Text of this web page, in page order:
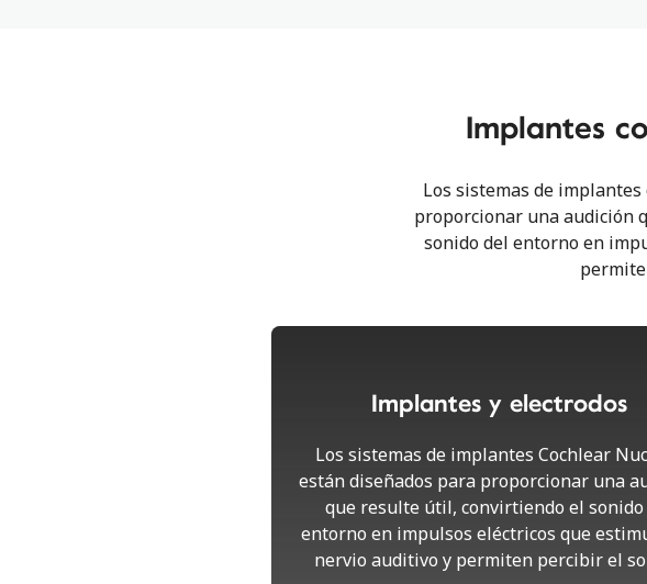
Implantes
Los sistemas de
proporcionar una audición
sonido del entorno en
Implantes y electrodos
Los sistemas de implantes Cochlear
están diseñados para proporcionar una
que resulte útil, convirtiendo el sonido
entorno en impulsos eléctricos que
nervio auditivo y permiten percibir el